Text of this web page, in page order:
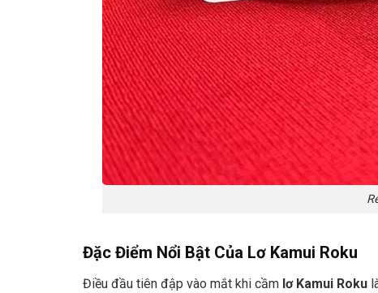
Đặc Điểm Nổi Bật Của Lơ Kamui Roku
Điều đầu tiên đập vào mắt khi cầm lơ Kamui Roku